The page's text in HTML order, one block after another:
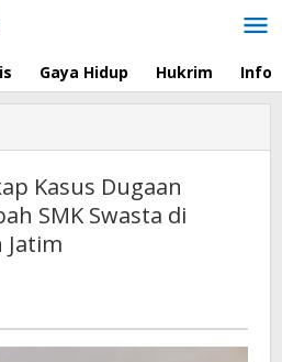
Gaya Hidup Hukrim Info
Kasus Dugaan
SMK Swasta di
Jatim